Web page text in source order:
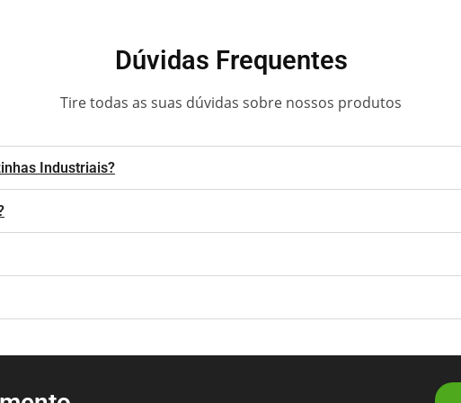
Dúvidas Frequentes
Tire todas as suas dúvidas sobre nossos produtos
Industriais?